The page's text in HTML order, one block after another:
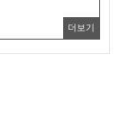
더보기